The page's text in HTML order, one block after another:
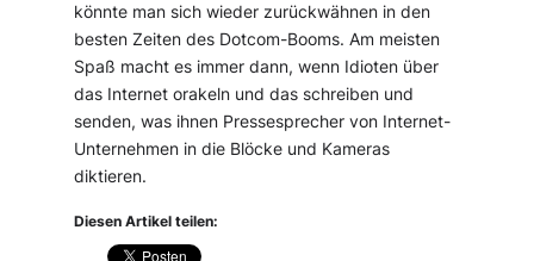
könnte man sich wieder zurückwähnen in den
besten Zeiten des Dotcom-Booms. Am meisten
Spaß macht es immer dann, wenn Idioten über
das Internet orakeln und das schreiben und
senden, was ihnen Pressesprecher von Internet-
Unternehmen in die Blöcke und Kameras
diktieren.
Diesen Artikel teilen: